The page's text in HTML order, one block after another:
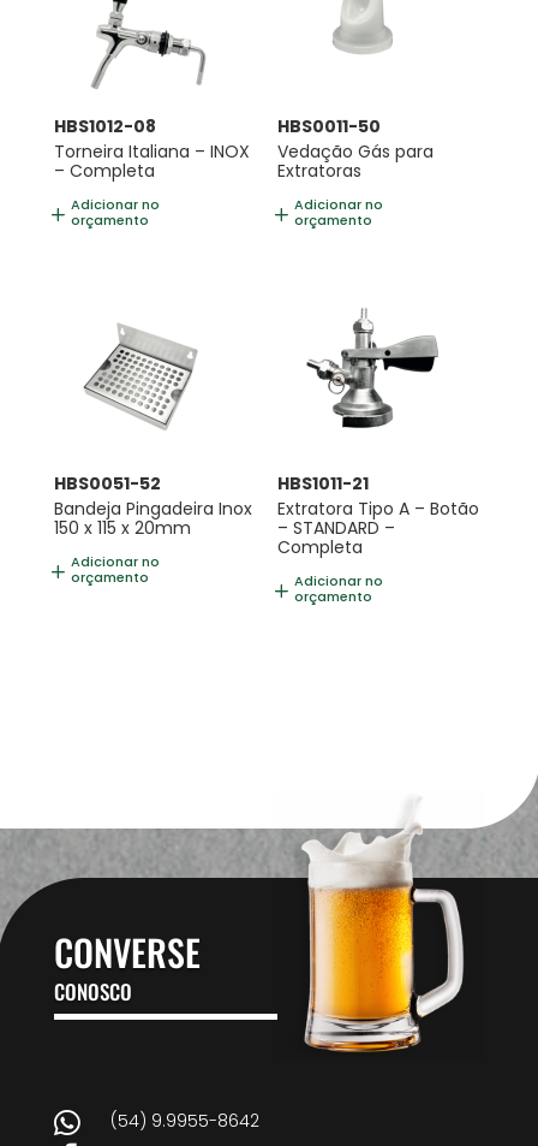
HBS1012-08
Torneira Italiana – INOX
– Completa
Adicionar no
orçamento
HBS0011-50
Vedação Gás para
Extratoras
Adicionar no
orçamento
HBS0051-52
Bandeja Pingadeira Inox
150 x 115 x 20mm
Adicionar no
orçamento
HBS1011-21
Extratora Tipo A – Botão
– STANDARD –
Completa
Adicionar no
orçamento
CONVERSE
CONOSCO
 (54) 9.9955-8642